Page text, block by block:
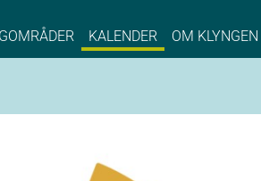
Sustainable
KALENDER OM KLYNGEN